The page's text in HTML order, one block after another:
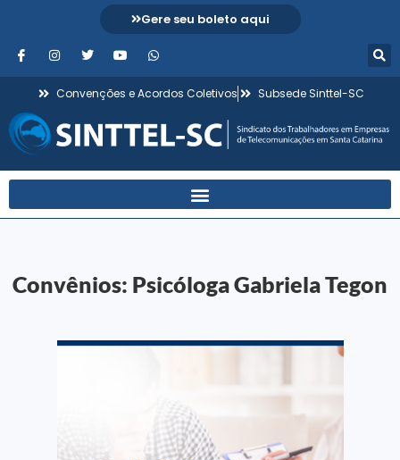
Gere seu boleto aqui
Convenções e Acordos Coletivos Subsede Sinttel-SC
Convênios: Psicóloga Gabriela Tegon